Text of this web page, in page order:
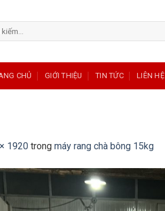
CHỦ GIỚI THIỆU TIN TỨC LIÊN HỆ
1920 trong máy rang chà bông 15kg